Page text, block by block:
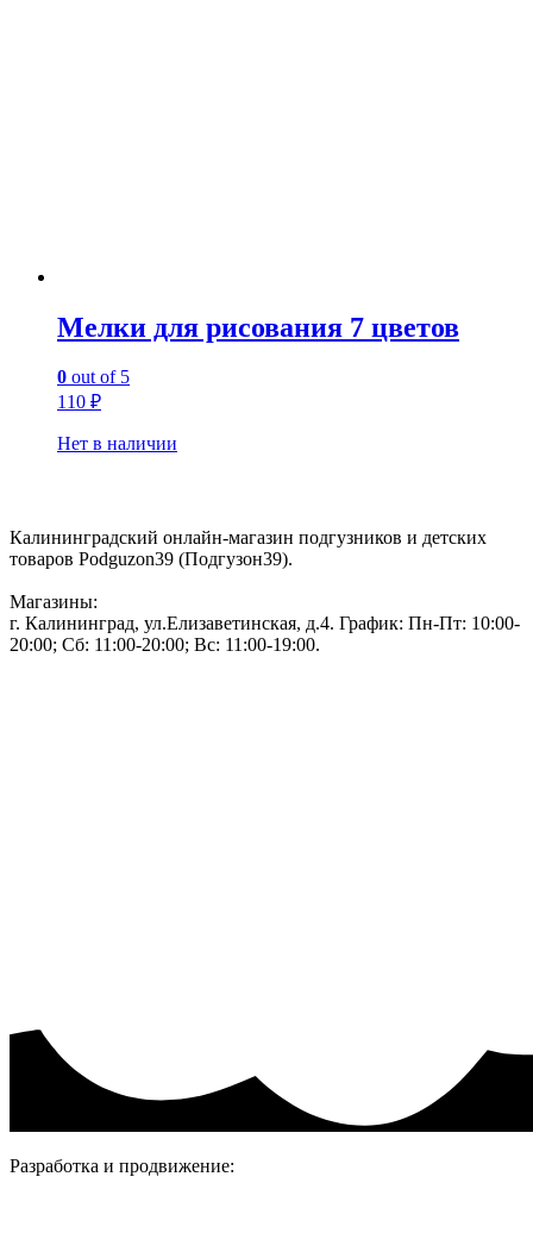
Мелки для рисования 7 цветов
0 out of 5
110 ₽
Нет в наличии
Калининградский онлайн-магазин подгузников и детских
товаров Podguzon39 (Подгузон39).
Магазины:
г. Калининград, ул.Елизаветинская, д.4. График: Пн-Пт: 10:00-
20:00; Сб: 11:00-20:00; Вс: 11:00-19:00.
Разработка и продвижение: